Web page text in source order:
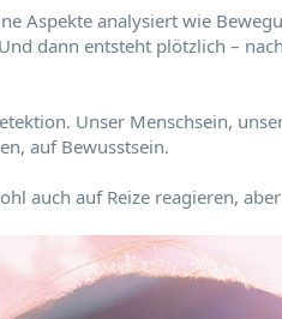
Aspekte analysiert wie
dann entsteht plötzlich –
Unser Menschsein,
auf Bewusstsein.
auch auf Reize reagieren,